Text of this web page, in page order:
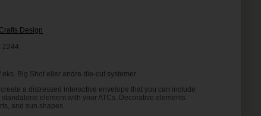
Design
2244
Big Shot eller andre die-cut systemer.
a distressed interactive envelope that you can include
element with your ATCs. Decorative elements
and sun shapes.